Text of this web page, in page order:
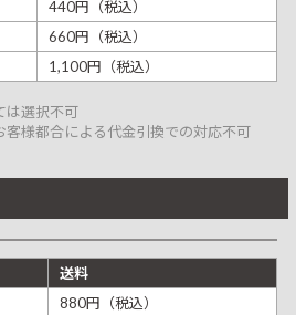
440円（税込）
660円（税込）
1,100円（税込）
は選択不可
様都合による代金引換での対応不可
送料
880円（税込）